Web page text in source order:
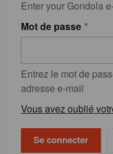
Enter your Gondola
Mot de passe
Entrez le mot de
adresse e-mail
Vous avez oublié